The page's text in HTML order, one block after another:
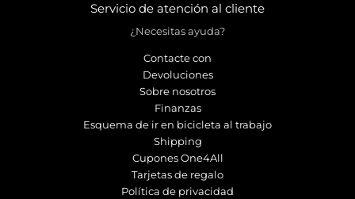
Servicio de atención al cliente
¿Necesitas ayuda?
Contacte con
Devoluciones
Sobre nosotros
Finanzas
Esquema de ir en bicicleta al trabajo
Shipping
Cupones One4All
Tarjetas de regalo
Política de privacidad